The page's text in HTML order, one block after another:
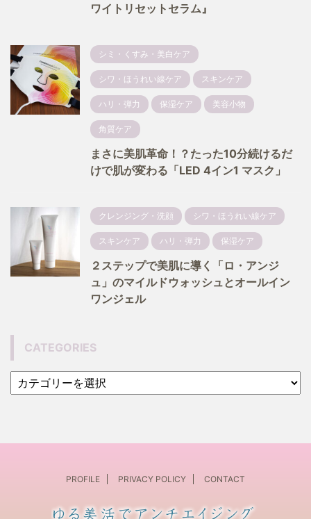
ワイトリセットセラム』
シミ・くすみ・美白ケア
シワ・ほうれい線ケア スキンケア
ハリ・弾力 保湿ケア 美容小物
角質ケア
まさに美肌革命！？たった10分続けるだ
けで肌が変わる「LED 4イン1 マスク」
クレンジング・洗顔 シワ・ほうれい線ケア
スキンケア ハリ・弾力 保湿ケア
２ステップで美肌に導く「ロ・アンジ
ュ」のマイルドウォッシュとオールイン
ワンジェル
CATEGORIES
PROFILE PRIVACY POLICY CONTACT